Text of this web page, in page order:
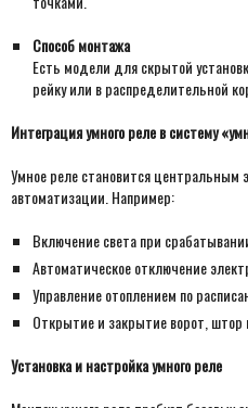
Способ монтажа
Есть модели для скрытой
рейку или в распределительной
Интеграция умного реле в систему
Умное реле становится центральным
автоматизации. Например:
Включение света при
Автоматическое отключение
Управление отоплением по
Открытие и закрытие ворот, штор
Установка и настройка умного реле